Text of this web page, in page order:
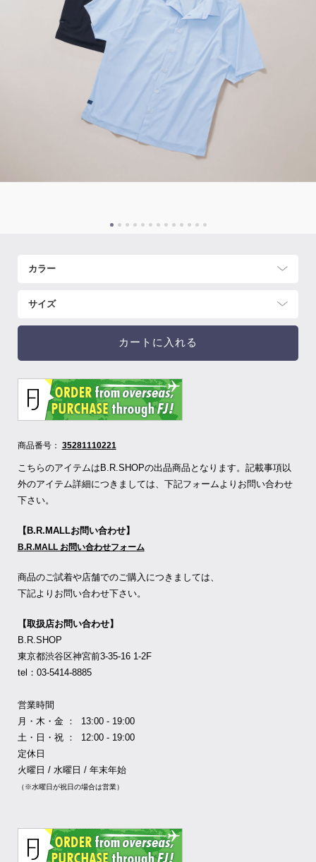
カートに入れる
商品番号： 35281110221
こちらのアイテムはB.R.SHOPの出品商品となります。記載事項以
外のアイテム詳細につきましては、下記フォームよりお問い合わせ
下さい。
【B.R.MALLお問い合わせ】
B.R.MALL お問い合わせフォーム
商品のご試着や店舗でのご購入につきましては、
下記よりお問い合わせ下さい。
【取扱店お問い合わせ】
B.R.SHOP
東京都渋谷区神宮前3-35-16 1-2F
tel：03-5414-8885
営業時間
月・木・金 ： 13:00 - 19:00
土・日・祝 ： 12:00 - 19:00
定休日
火曜日 / 水曜日 / 年末年始
（※水曜日が祝日の場合は営業）